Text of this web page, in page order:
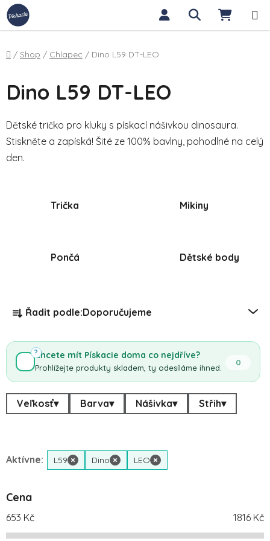
Přejít na obsah Hledat
Domů
/ Shop / Chlapec / Dino L59 DT-LEO
Dino L59 DT-LEO
Dětské tričko pro kluky s pískací nášivkou dinosaura.
Stiskněte a zapíská! Šité ze 100% bavlny, pohodlné na celý
den.
Trička Mikiny
Pončá Dětské body
Řazení produktů
Řadit podle:Doporučujeme
Chcete mít Pískacie doma co nejdříve?
Prohlížejte produkty skladem, ty odesíláme ihned.
0
?
Veľkosť▾ Barva▾ Nášivka▾ Střih▾
Aktívne: L59 × Dino × LEO ×
Cena
653 Kč 1816 Kč